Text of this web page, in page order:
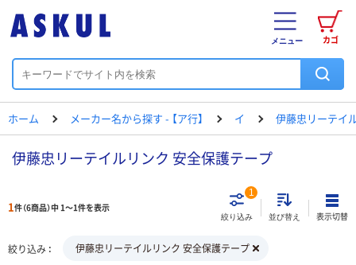
カゴ
メニュー
ホーム メーカー名から探す - 【ア行】 イ 伊藤忠リーテイ
伊藤忠リーテイルリンク 安全保護テープ
1件（6商品）中 1～1件を表示
絞り込み
1
並び替え 表示切替
絞り込み 伊藤忠リーテイルリンク 安全保護テープ